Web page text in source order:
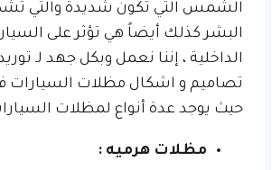
الشمس التي تكون شديدة والتي
البشر كذلك أيضاً هي تؤثر على
الداخلية ، إننا نعمل وبكل جهد لـ
تصاميم و اشكال مظلات السيارات
حيث يوجد عدة أنواع لمظلات
مظلات هرميه :